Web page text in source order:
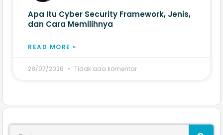
Apa Itu Cyber Security Framework, Jenis,
dan Cara Memilihnya
READ MORE »
28/07/2026 Tidak ada komentar